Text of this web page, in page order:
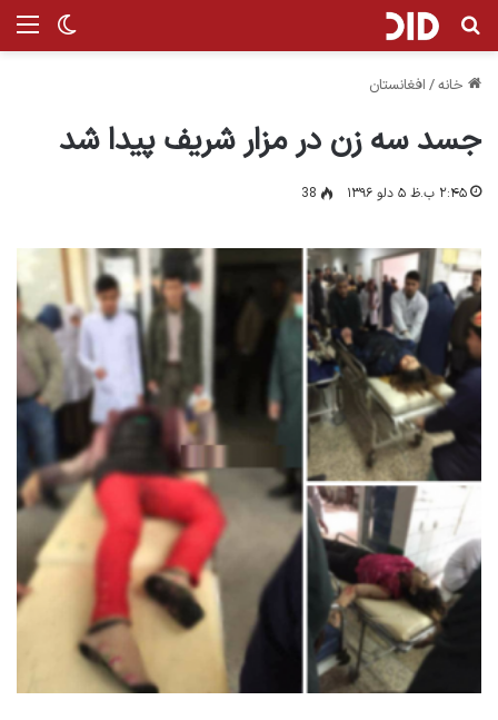
تغییر جستجو برای
خانه/ افغانستان
جسد سه زن در مزار شريف پیدا شد
۲:۴۵ ب.ظ ۵ دلو ۱۳۹۶ 38